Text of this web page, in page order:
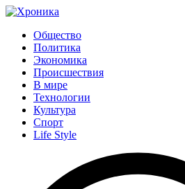
Общество
Политика
Экономика
Происшествия
В мире
Технологии
Культура
Спорт
Life Style